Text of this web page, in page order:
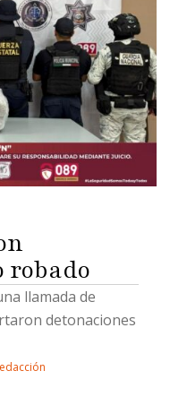
robado
llamada de
detonaciones